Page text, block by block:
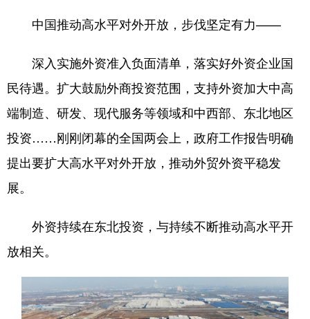
中国推动高水平对外开放，步伐坚定有力——
深入实施外资准入负面清单，落实好外资企业国
民待遇。扩大鼓励外商投资范围，支持外资加大中高
端制造、研发、现代服务等领域和中西部、东北地区
投资……刚刚闭幕的全国两会上，政府工作报告明确
提出要扩大高水平对外开放，推动外贸外资平稳发
展。
外资持续在东北投资，与持续不断推动高水平开
放相关。